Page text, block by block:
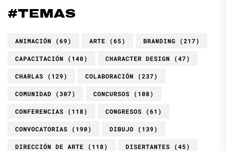
#TEMAS
ANIMACIÓN (69) ARTE (65) BRANDING (217)
CAPACITACIÓN (140) CHARACTER DESIGN (47)
CHARLAS (129) COLABORACIÓN (237)
COMUNIDAD (307) CONCURSOS (108)
CONFERENCIAS (118) CONGRESOS (61)
CONVOCATORIAS (190) DIBUJO (139)
DIRECCIÓN DE ARTE (118) DISERTANTES (45)